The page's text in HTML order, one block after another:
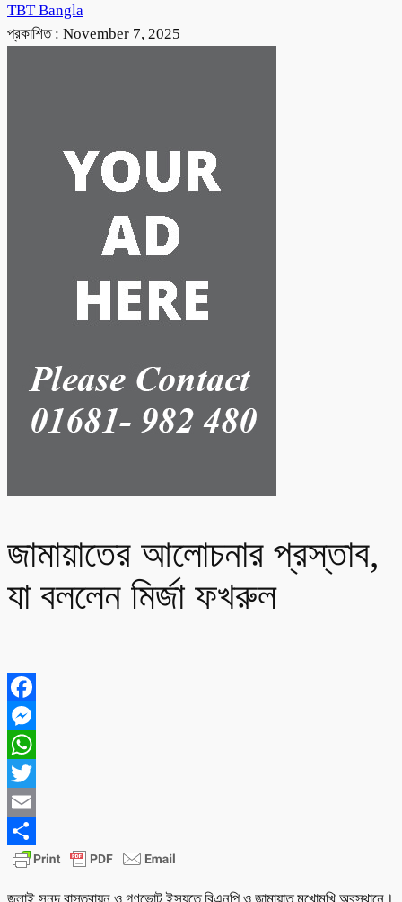
TBT Bangla
প্রকাশিত : November 7, 2025
জামায়াতের আলোচনার প্রস্তাব,
যা বললেন মির্জা ফখরুল
Facebook
Messenger
WhatsApp
Twitter
Email
Share
জুলাই সনদ বাস্তবায়ন ও গণভোট ইস্যুতে বিএনপি ও জামায়াত মুখোমুখি অবস্থানে।